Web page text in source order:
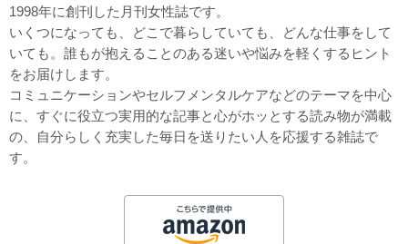
1998年に創刊した月刊女性誌です。
いくつになっても、どこで暮らしていても、どんな仕事をして
いても。誰もが抱えることのある迷いや悩みを軽くするヒント
をお届けします。
コミュニケーションやセルフメンタルケアなどのテーマを中心
に、すぐに役立つ実用的な記事と心がホッとする読み物が満載
の、自分らしく充実した毎日を送りたい人を応援する雑誌で
す。